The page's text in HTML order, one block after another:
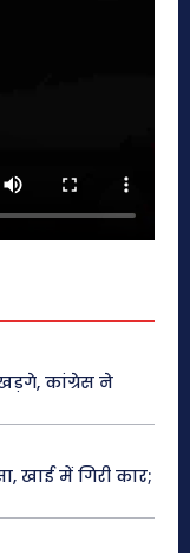
कांग्रेस ने
खाई में गिरी कार;